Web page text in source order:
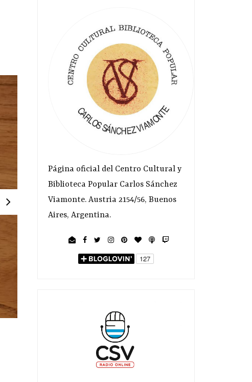
Página oficial del Centro Cultural y
Biblioteca Popular Carlos Sánchez
Viamonte. Austria 2154/56, Buenos
Aires, Argentina.